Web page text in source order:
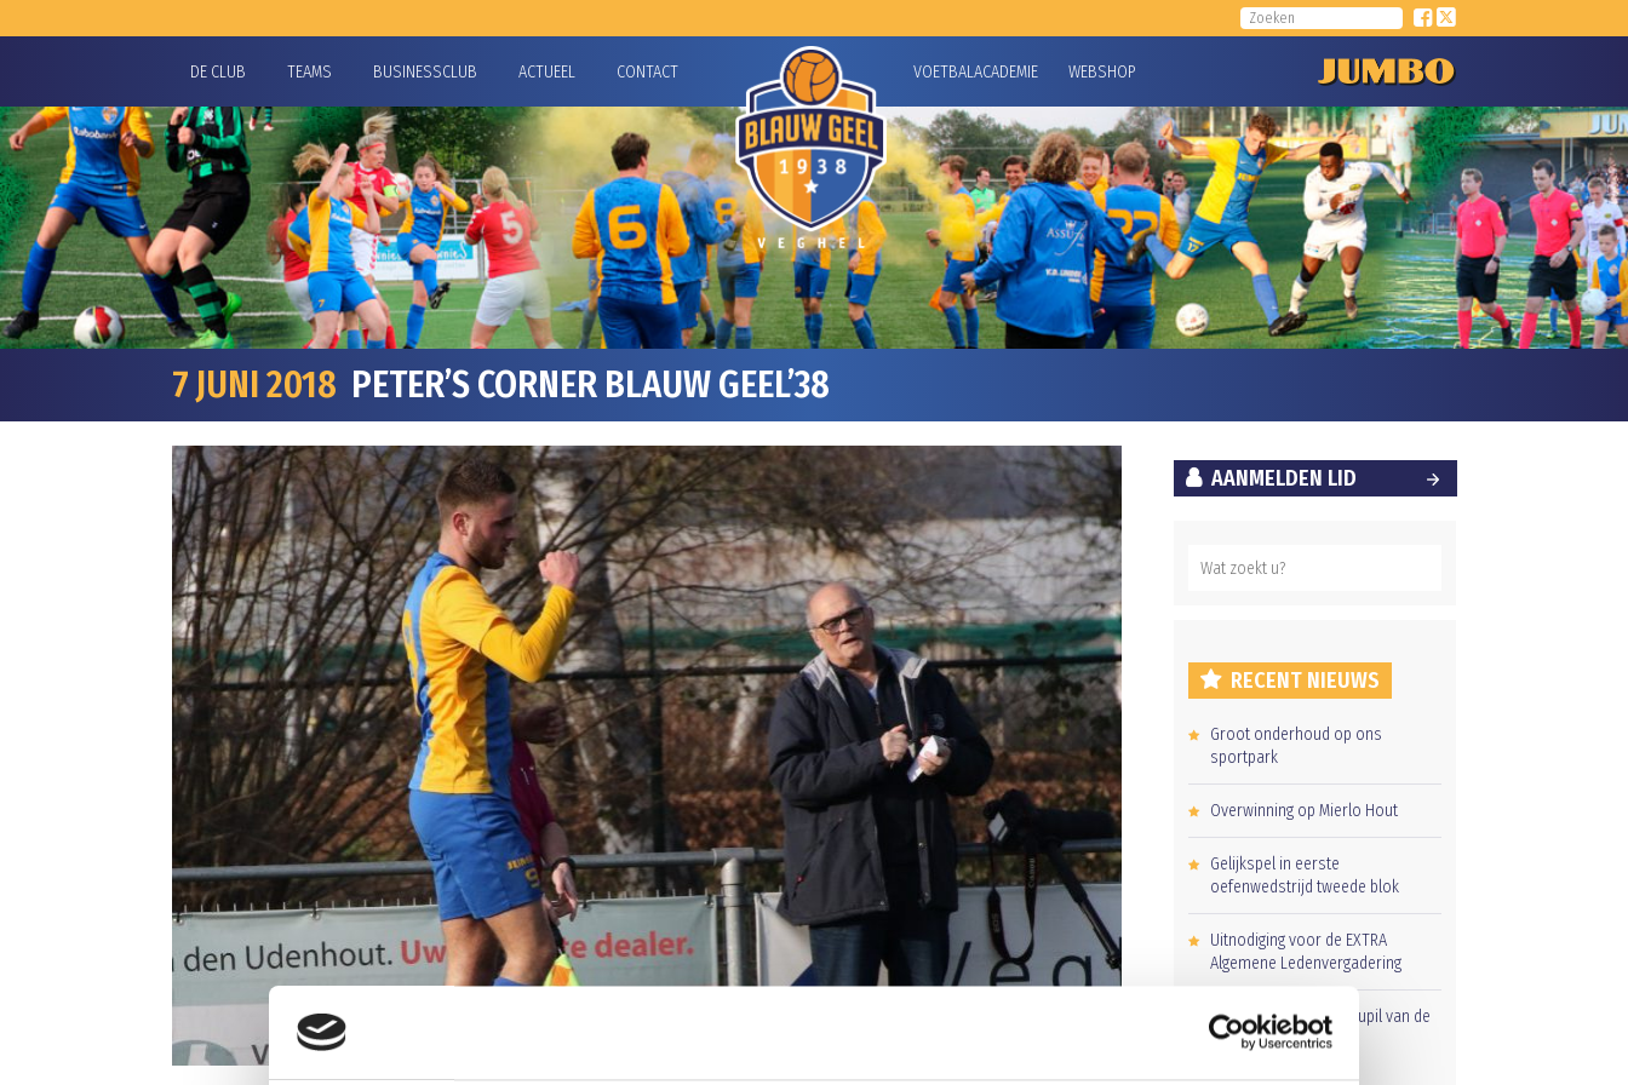
DE CLUB TEAMS BUSINESSCLUB ACTUEEL CONTACT VOETBALACADEMIE WEBSHOP
7 JUNI 2018 PETER’S CORNER BLAUW GEEL’38
AANMELDEN LID
RECENT NIEUWS
Groot onderhoud op ons
sportpark
Overwinning op Mierlo Hout
Gelijkspel in eerste
oefenwedstrijd tweede blok
Uitnodiging voor de EXTRA
Algemene Ledenvergadering
Word jij de volgende Pupil van de
Week bij BlauwGeel?